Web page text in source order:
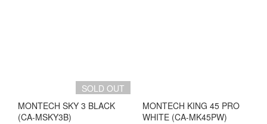
SOLD OUT
MONTECH SKY 3 BLACK
(CA-MSKY3B)
MONTECH KING 45 PRO
WHITE (CA-MK45PW)